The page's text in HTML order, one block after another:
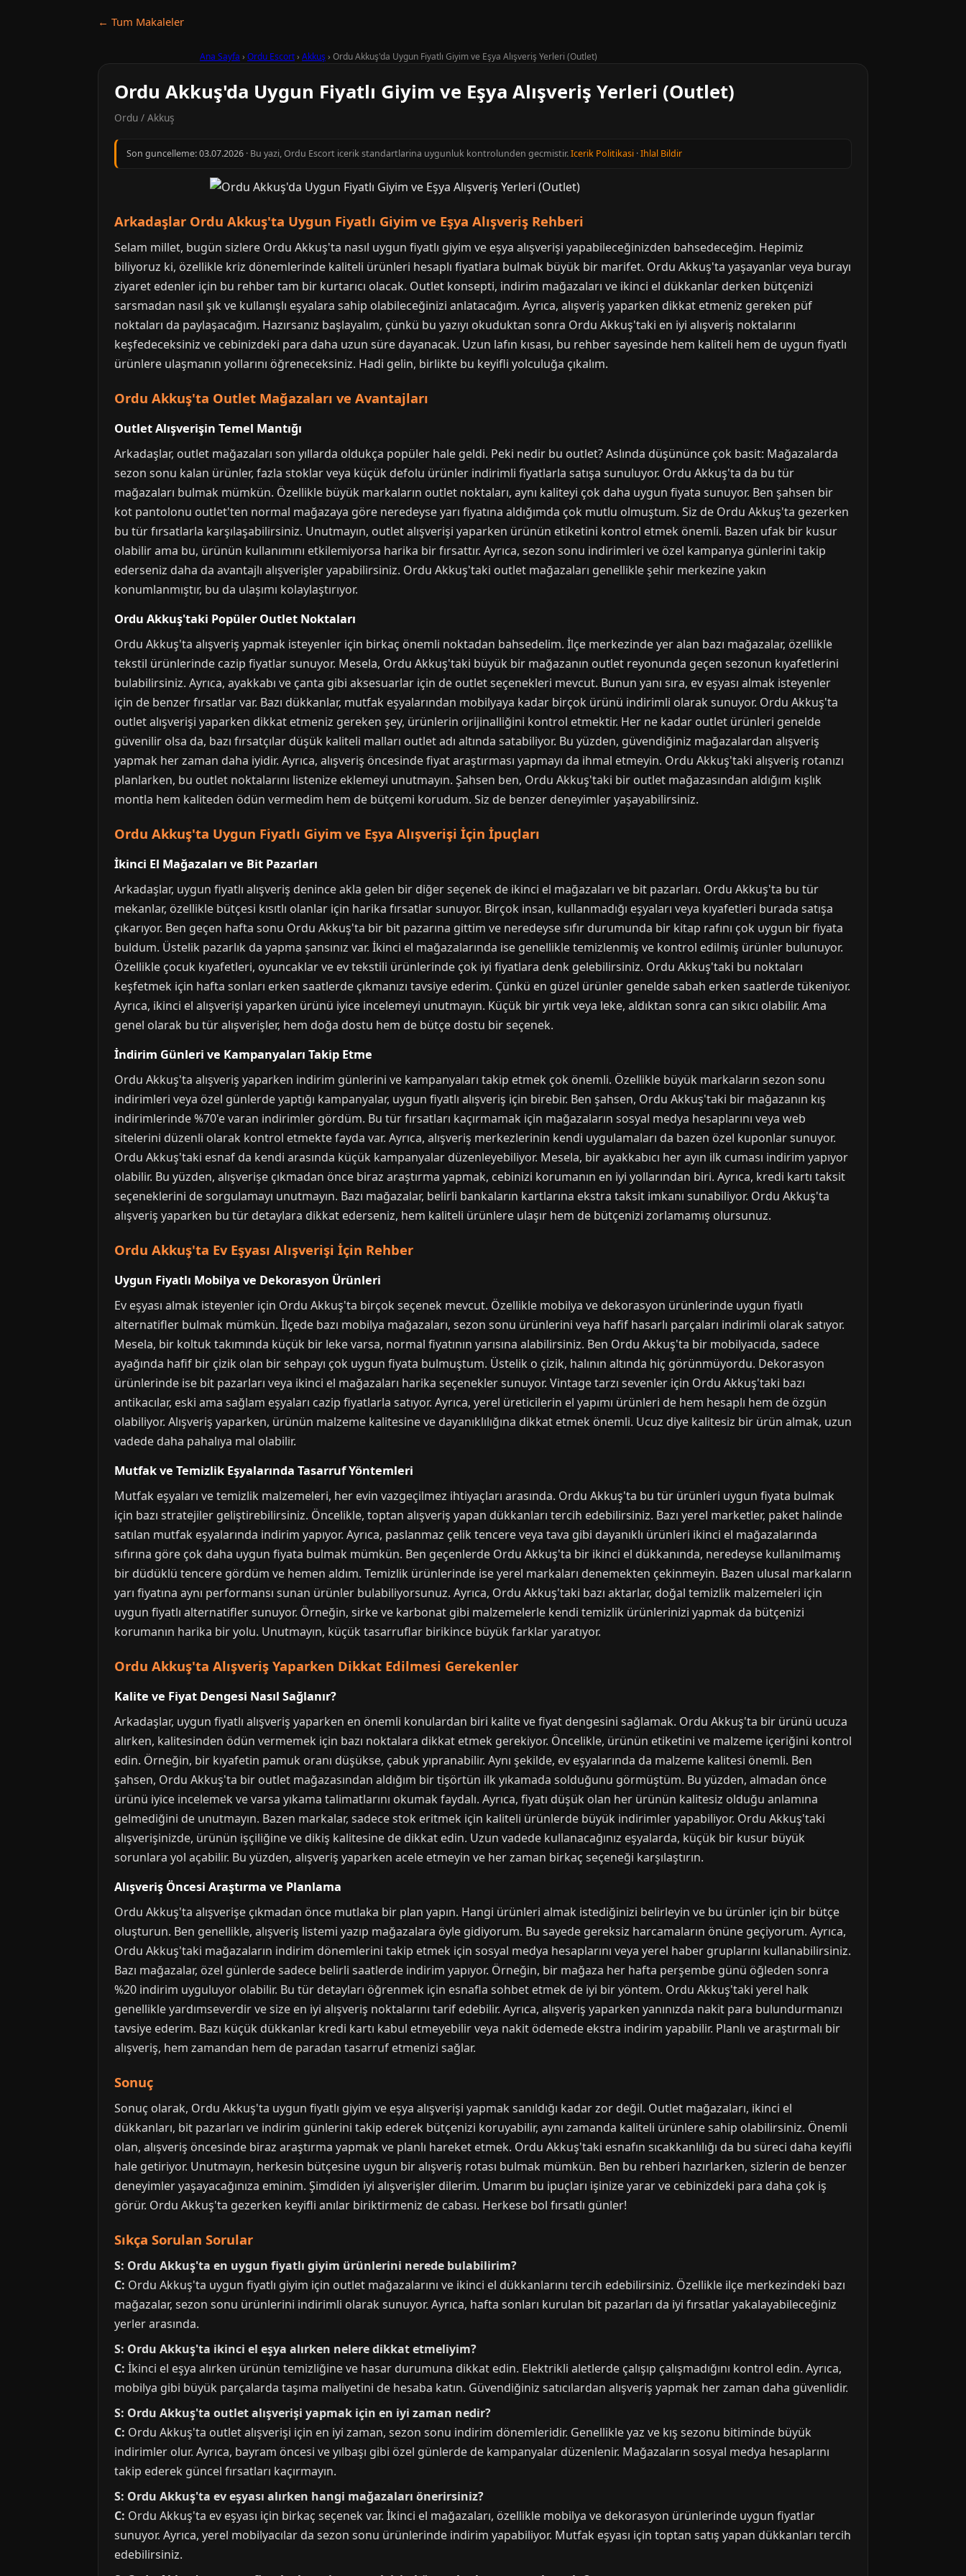
← Tum Makaleler
Ana Sayfa › Ordu Escort› Akkuş › Ordu Akkuş'da Uygun Fiyatlı Giyim ve Eşya Alışveriş Yerleri (Outlet)
Ordu Akkuş'da Uygun Fiyatlı Giyim ve Eşya Alışveriş Yerleri (Outlet)
Ordu / Akkuş
Son guncelleme:03.07.2026 · Bu yazi, Ordu Escort icerik standartlarina uygunluk kontrolunden gecmistir.Icerik Politikasi ·Ihlal Bildir
Arkadaşlar Ordu Akkuş'ta Uygun Fiyatlı Giyim ve Eşya Alışveriş Rehberi
Selam millet, bugün sizlere Ordu Akkuş'ta nasıl uygun fiyatlı giyim ve eşya alışverişi yapabileceğinizden bahsedeceğim. Hepimiz
biliyoruz ki, özellikle kriz dönemlerinde kaliteli ürünleri hesaplı fiyatlara bulmak büyük bir marifet. Ordu Akkuş'ta yaşayanlar veya burayı
ziyaret edenler için bu rehber tam bir kurtarıcı olacak. Outlet konsepti, indirim mağazaları ve ikinci el dükkanlar derken bütçenizi
sarsmadan nasıl şık ve kullanışlı eşyalara sahip olabileceğinizi anlatacağım. Ayrıca, alışveriş yaparken dikkat etmeniz gereken püf
noktaları da paylaşacağım. Hazırsanız başlayalım, çünkü bu yazıyı okuduktan sonra Ordu Akkuş'taki en iyi alışveriş noktalarını
keşfedeceksiniz ve cebinizdeki para daha uzun süre dayanacak. Uzun lafın kısası, bu rehber sayesinde hem kaliteli hem de uygun fiyatlı
ürünlere ulaşmanın yollarını öğreneceksiniz. Hadi gelin, birlikte bu keyifli yolculuğa çıkalım.
Ordu Akkuş'ta Outlet Mağazaları ve Avantajları
Outlet Alışverişin Temel Mantığı
Arkadaşlar, outlet mağazaları son yıllarda oldukça popüler hale geldi. Peki nedir bu outlet? Aslında düşününce çok basit: Mağazalarda
sezon sonu kalan ürünler, fazla stoklar veya küçük defolu ürünler indirimli fiyatlarla satışa sunuluyor. Ordu Akkuş'ta da bu tür
mağazaları bulmak mümkün. Özellikle büyük markaların outlet noktaları, aynı kaliteyi çok daha uygun fiyata sunuyor. Ben şahsen bir
kot pantolonu outlet'ten normal mağazaya göre neredeyse yarı fiyatına aldığımda çok mutlu olmuştum. Siz de Ordu Akkuş'ta gezerken
bu tür fırsatlarla karşılaşabilirsiniz. Unutmayın, outlet alışverişi yaparken ürünün etiketini kontrol etmek önemli. Bazen ufak bir kusur
olabilir ama bu, ürünün kullanımını etkilemiyorsa harika bir fırsattır. Ayrıca, sezon sonu indirimleri ve özel kampanya günlerini takip
ederseniz daha da avantajlı alışverişler yapabilirsiniz. Ordu Akkuş'taki outlet mağazaları genellikle şehir merkezine yakın
konumlanmıştır, bu da ulaşımı kolaylaştırıyor.
Ordu Akkuş'taki Popüler Outlet Noktaları
Ordu Akkuş'ta alışveriş yapmak isteyenler için birkaç önemli noktadan bahsedelim. İlçe merkezinde yer alan bazı mağazalar, özellikle
tekstil ürünlerinde cazip fiyatlar sunuyor. Mesela, Ordu Akkuş'taki büyük bir mağazanın outlet reyonunda geçen sezonun kıyafetlerini
bulabilirsiniz. Ayrıca, ayakkabı ve çanta gibi aksesuarlar için de outlet seçenekleri mevcut. Bunun yanı sıra, ev eşyası almak isteyenler
için de benzer fırsatlar var. Bazı dükkanlar, mutfak eşyalarından mobilyaya kadar birçok ürünü indirimli olarak sunuyor. Ordu Akkuş'ta
outlet alışverişi yaparken dikkat etmeniz gereken şey, ürünlerin orijinalliğini kontrol etmektir. Her ne kadar outlet ürünleri genelde
güvenilir olsa da, bazı fırsatçılar düşük kaliteli malları outlet adı altında satabiliyor. Bu yüzden, güvendiğiniz mağazalardan alışveriş
yapmak her zaman daha iyidir. Ayrıca, alışveriş öncesinde fiyat araştırması yapmayı da ihmal etmeyin. Ordu Akkuş'taki alışveriş rotanızı
planlarken, bu outlet noktalarını listenize eklemeyi unutmayın. Şahsen ben, Ordu Akkuş'taki bir outlet mağazasından aldığım kışlık
montla hem kaliteden ödün vermedim hem de bütçemi korudum. Siz de benzer deneyimler yaşayabilirsiniz.
Ordu Akkuş'ta Uygun Fiyatlı Giyim ve Eşya Alışverişi İçin İpuçları
İkinci El Mağazaları ve Bit Pazarları
Arkadaşlar, uygun fiyatlı alışveriş denince akla gelen bir diğer seçenek de ikinci el mağazaları ve bit pazarları. Ordu Akkuş'ta bu tür
mekanlar, özellikle bütçesi kısıtlı olanlar için harika fırsatlar sunuyor. Birçok insan, kullanmadığı eşyaları veya kıyafetleri burada satışa
çıkarıyor. Ben geçen hafta sonu Ordu Akkuş'ta bir bit pazarına gittim ve neredeyse sıfır durumunda bir kitap rafını çok uygun bir fiyata
buldum. Üstelik pazarlık da yapma şansınız var. İkinci el mağazalarında ise genellikle temizlenmiş ve kontrol edilmiş ürünler bulunuyor.
Özellikle çocuk kıyafetleri, oyuncaklar ve ev tekstili ürünlerinde çok iyi fiyatlara denk gelebilirsiniz. Ordu Akkuş'taki bu noktaları
keşfetmek için hafta sonları erken saatlerde çıkmanızı tavsiye ederim. Çünkü en güzel ürünler genelde sabah erken saatlerde tükeniyor.
Ayrıca, ikinci el alışverişi yaparken ürünü iyice incelemeyi unutmayın. Küçük bir yırtık veya leke, aldıktan sonra can sıkıcı olabilir. Ama
genel olarak bu tür alışverişler, hem doğa dostu hem de bütçe dostu bir seçenek.
İndirim Günleri ve Kampanyaları Takip Etme
Ordu Akkuş'ta alışveriş yaparken indirim günlerini ve kampanyaları takip etmek çok önemli. Özellikle büyük markaların sezon sonu
indirimleri veya özel günlerde yaptığı kampanyalar, uygun fiyatlı alışveriş için birebir. Ben şahsen, Ordu Akkuş'taki bir mağazanın kış
indirimlerinde %70'e varan indirimler gördüm. Bu tür fırsatları kaçırmamak için mağazaların sosyal medya hesaplarını veya web
sitelerini düzenli olarak kontrol etmekte fayda var. Ayrıca, alışveriş merkezlerinin kendi uygulamaları da bazen özel kuponlar sunuyor.
Ordu Akkuş'taki esnaf da kendi arasında küçük kampanyalar düzenleyebiliyor. Mesela, bir ayakkabıcı her ayın ilk cuması indirim yapıyor
olabilir. Bu yüzden, alışverişe çıkmadan önce biraz araştırma yapmak, cebinizi korumanın en iyi yollarından biri. Ayrıca, kredi kartı taksit
seçeneklerini de sorgulamayı unutmayın. Bazı mağazalar, belirli bankaların kartlarına ekstra taksit imkanı sunabiliyor. Ordu Akkuş'ta
alışveriş yaparken bu tür detaylara dikkat ederseniz, hem kaliteli ürünlere ulaşır hem de bütçenizi zorlamamış olursunuz.
Ordu Akkuş'ta Ev Eşyası Alışverişi İçin Rehber
Uygun Fiyatlı Mobilya ve Dekorasyon Ürünleri
Ev eşyası almak isteyenler için Ordu Akkuş'ta birçok seçenek mevcut. Özellikle mobilya ve dekorasyon ürünlerinde uygun fiyatlı
alternatifler bulmak mümkün. İlçede bazı mobilya mağazaları, sezon sonu ürünlerini veya hafif hasarlı parçaları indirimli olarak satıyor.
Mesela, bir koltuk takımında küçük bir leke varsa, normal fiyatının yarısına alabilirsiniz. Ben Ordu Akkuş'ta bir mobilyacıda, sadece
ayağında hafif bir çizik olan bir sehpayı çok uygun fiyata bulmuştum. Üstelik o çizik, halının altında hiç görünmüyordu. Dekorasyon
ürünlerinde ise bit pazarları veya ikinci el mağazaları harika seçenekler sunuyor. Vintage tarzı sevenler için Ordu Akkuş'taki bazı
antikacılar, eski ama sağlam eşyaları cazip fiyatlarla satıyor. Ayrıca, yerel üreticilerin el yapımı ürünleri de hem hesaplı hem de özgün
olabiliyor. Alışveriş yaparken, ürünün malzeme kalitesine ve dayanıklılığına dikkat etmek önemli. Ucuz diye kalitesiz bir ürün almak, uzun
vadede daha pahalıya mal olabilir.
Mutfak ve Temizlik Eşyalarında Tasarruf Yöntemleri
Mutfak eşyaları ve temizlik malzemeleri, her evin vazgeçilmez ihtiyaçları arasında. Ordu Akkuş'ta bu tür ürünleri uygun fiyata bulmak
için bazı stratejiler geliştirebilirsiniz. Öncelikle, toptan alışveriş yapan dükkanları tercih edebilirsiniz. Bazı yerel marketler, paket halinde
satılan mutfak eşyalarında indirim yapıyor. Ayrıca, paslanmaz çelik tencere veya tava gibi dayanıklı ürünleri ikinci el mağazalarında
sıfırına göre çok daha uygun fiyata bulmak mümkün. Ben geçenlerde Ordu Akkuş'ta bir ikinci el dükkanında, neredeyse kullanılmamış
bir düdüklü tencere gördüm ve hemen aldım. Temizlik ürünlerinde ise yerel markaları denemekten çekinmeyin. Bazen ulusal markaların
yarı fiyatına aynı performansı sunan ürünler bulabiliyorsunuz. Ayrıca, Ordu Akkuş'taki bazı aktarlar, doğal temizlik malzemeleri için
uygun fiyatlı alternatifler sunuyor. Örneğin, sirke ve karbonat gibi malzemelerle kendi temizlik ürünlerinizi yapmak da bütçenizi
korumanın harika bir yolu. Unutmayın, küçük tasarruflar birikince büyük farklar yaratıyor.
Ordu Akkuş'ta Alışveriş Yaparken Dikkat Edilmesi Gerekenler
Kalite ve Fiyat Dengesi Nasıl Sağlanır?
Arkadaşlar, uygun fiyatlı alışveriş yaparken en önemli konulardan biri kalite ve fiyat dengesini sağlamak. Ordu Akkuş'ta bir ürünü ucuza
alırken, kalitesinden ödün vermemek için bazı noktalara dikkat etmek gerekiyor. Öncelikle, ürünün etiketini ve malzeme içeriğini kontrol
edin. Örneğin, bir kıyafetin pamuk oranı düşükse, çabuk yıpranabilir. Aynı şekilde, ev eşyalarında da malzeme kalitesi önemli. Ben
şahsen, Ordu Akkuş'ta bir outlet mağazasından aldığım bir tişörtün ilk yıkamada solduğunu görmüştüm. Bu yüzden, almadan önce
ürünü iyice incelemek ve varsa yıkama talimatlarını okumak faydalı. Ayrıca, fiyatı düşük olan her ürünün kalitesiz olduğu anlamına
gelmediğini de unutmayın. Bazen markalar, sadece stok eritmek için kaliteli ürünlerde büyük indirimler yapabiliyor. Ordu Akkuş'taki
alışverişinizde, ürünün işçiliğine ve dikiş kalitesine de dikkat edin. Uzun vadede kullanacağınız eşyalarda, küçük bir kusur büyük
sorunlara yol açabilir. Bu yüzden, alışveriş yaparken acele etmeyin ve her zaman birkaç seçeneği karşılaştırın.
Alışveriş Öncesi Araştırma ve Planlama
Ordu Akkuş'ta alışverişe çıkmadan önce mutlaka bir plan yapın. Hangi ürünleri almak istediğinizi belirleyin ve bu ürünler için bir bütçe
oluşturun. Ben genellikle, alışveriş listemi yazıp mağazalara öyle gidiyorum. Bu sayede gereksiz harcamaların önüne geçiyorum. Ayrıca,
Ordu Akkuş'taki mağazaların indirim dönemlerini takip etmek için sosyal medya hesaplarını veya yerel haber gruplarını kullanabilirsiniz.
Bazı mağazalar, özel günlerde sadece belirli saatlerde indirim yapıyor. Örneğin, bir mağaza her hafta perşembe günü öğleden sonra
%20 indirim uyguluyor olabilir. Bu tür detayları öğrenmek için esnafla sohbet etmek de iyi bir yöntem. Ordu Akkuş'taki yerel halk
genellikle yardımseverdir ve size en iyi alışveriş noktalarını tarif edebilir. Ayrıca, alışveriş yaparken yanınızda nakit para bulundurmanızı
tavsiye ederim. Bazı küçük dükkanlar kredi kartı kabul etmeyebilir veya nakit ödemede ekstra indirim yapabilir. Planlı ve araştırmalı bir
alışveriş, hem zamandan hem de paradan tasarruf etmenizi sağlar.
Sonuç
Sonuç olarak, Ordu Akkuş'ta uygun fiyatlı giyim ve eşya alışverişi yapmak sanıldığı kadar zor değil. Outlet mağazaları, ikinci el
dükkanları, bit pazarları ve indirim günlerini takip ederek bütçenizi koruyabilir, aynı zamanda kaliteli ürünlere sahip olabilirsiniz. Önemli
olan, alışveriş öncesinde biraz araştırma yapmak ve planlı hareket etmek. Ordu Akkuş'taki esnafın sıcakkanlılığı da bu süreci daha keyifli
hale getiriyor. Unutmayın, herkesin bütçesine uygun bir alışveriş rotası bulmak mümkün. Ben bu rehberi hazırlarken, sizlerin de benzer
deneyimler yaşayacağınıza eminim. Şimdiden iyi alışverişler dilerim. Umarım bu ipuçları işinize yarar ve cebinizdeki para daha çok iş
görür. Ordu Akkuş'ta gezerken keyifli anılar biriktirmeniz de cabası. Herkese bol fırsatlı günler!
Sıkça Sorulan Sorular
S: Ordu Akkuş'ta en uygun fiyatlı giyim ürünlerini nerede bulabilirim?
C: Ordu Akkuş'ta uygun fiyatlı giyim için outlet mağazalarını ve ikinci el dükkanlarını tercih edebilirsiniz. Özellikle ilçe merkezindeki bazı
mağazalar, sezon sonu ürünlerini indirimli olarak sunuyor. Ayrıca, hafta sonları kurulan bit pazarları da iyi fırsatlar yakalayabileceğiniz
yerler arasında.
S: Ordu Akkuş'ta ikinci el eşya alırken nelere dikkat etmeliyim?
C: İkinci el eşya alırken ürünün temizliğine ve hasar durumuna dikkat edin. Elektrikli aletlerde çalışıp çalışmadığını kontrol edin. Ayrıca,
mobilya gibi büyük parçalarda taşıma maliyetini de hesaba katın. Güvendiğiniz satıcılardan alışveriş yapmak her zaman daha güvenlidir.
S: Ordu Akkuş'ta outlet alışverişi yapmak için en iyi zaman nedir?
C: Ordu Akkuş'ta outlet alışverişi için en iyi zaman, sezon sonu indirim dönemleridir. Genellikle yaz ve kış sezonu bitiminde büyük
indirimler olur. Ayrıca, bayram öncesi ve yılbaşı gibi özel günlerde de kampanyalar düzenlenir. Mağazaların sosyal medya hesaplarını
takip ederek güncel fırsatları kaçırmayın.
S: Ordu Akkuş'ta ev eşyası alırken hangi mağazaları önerirsiniz?
C: Ordu Akkuş'ta ev eşyası için birkaç seçenek var. İkinci el mağazaları, özellikle mobilya ve dekorasyon ürünlerinde uygun fiyatlar
sunuyor. Ayrıca, yerel mobilyacılar da sezon sonu ürünlerinde indirim yapabiliyor. Mutfak eşyası için toptan satış yapan dükkanları tercih
edebilirsiniz.